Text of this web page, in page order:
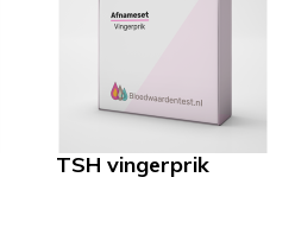
TSH vingerprik